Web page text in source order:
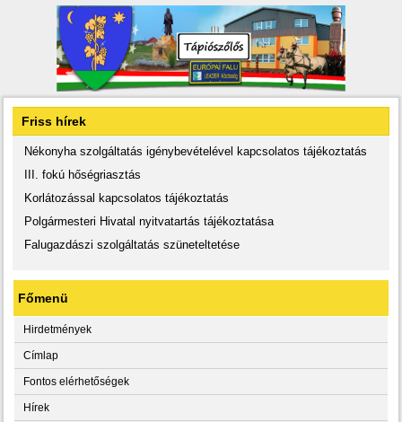
Friss hírek
Nékonyha szolgáltatás igénybevételével kapcsolatos tájékoztatás
III. fokú hőségriasztás
Korlátozással kapcsolatos tájékoztatás
Polgármesteri Hivatal nyitvatartás tájékoztatása
Falugazdászi szolgáltatás szüneteltetése
Főmenü
Hirdetmények
Címlap
Fontos elérhetőségek
Hírek